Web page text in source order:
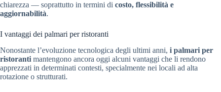
chiarezza — soprattutto in termini di costo, flessibilità e
aggiornabilità.
I vantaggi dei palmari per ristoranti
Nonostante l’evoluzione tecnologica degli ultimi anni, i palmari per
ristoranti mantengono ancora oggi alcuni vantaggi che li rendono
apprezzati in determinati contesti, specialmente nei locali ad alta
rotazione o strutturati.